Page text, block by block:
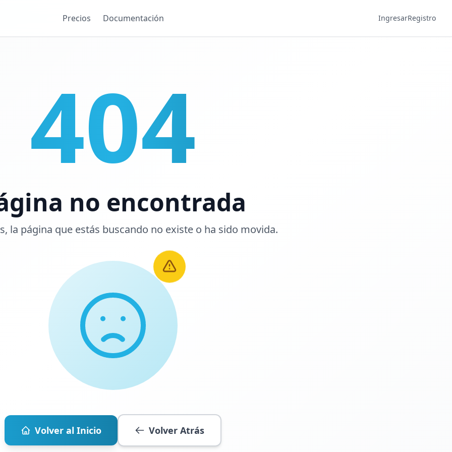
Precios Documentación IngresarRegistro
404
no encontrada
la página que estás buscando no existe o ha sido movida.
Volver al Inicio Volver Atrás